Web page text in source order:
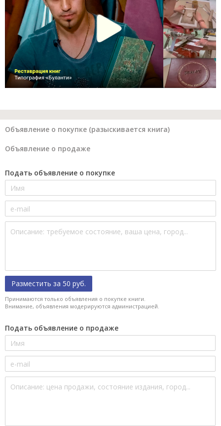
Объявление о покупке (разыскивается книга)
Объявление о продаже
Подать объявление о покупке
Разместить за 50 руб.
Принимаются только объявления о покупке книги.
Внимание, объявления модерируются администрацией.
Подать объявление о продаже